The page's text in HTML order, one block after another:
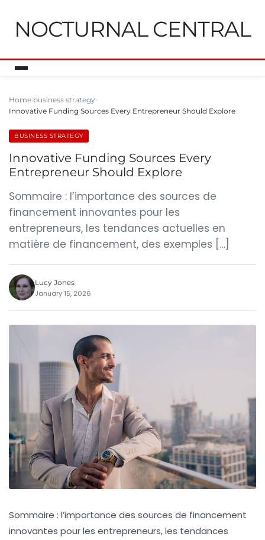
NOCTURNAL CENTRAL
Home business strategy
Innovative Funding Sources Every Entrepreneur Should Explore
BUSINESS STRATEGY
Innovative Funding Sources Every
Entrepreneur Should Explore
Sommaire : l’importance des sources de
financement innovantes pour les
entrepreneurs, les tendances actuelles en
matière de financement, des exemples […]
Lucy Jones
January 15, 2026
Sommaire : l’importance des sources de financement
innovantes pour les entrepreneurs, les tendances